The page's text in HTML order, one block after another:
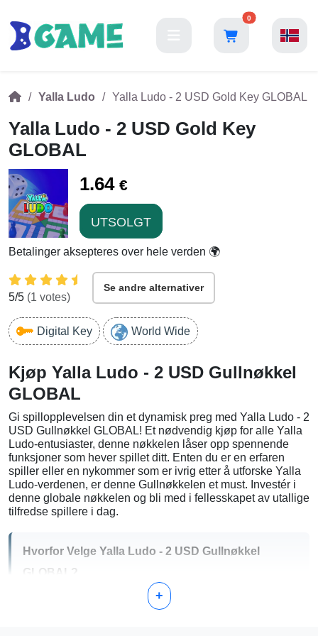
0
Yalla Ludo Yalla Ludo - 2 USD Gold Key GLOBAL
Yalla Ludo - 2 USD Gold Key
GLOBAL
1.64 €
UTSOLGT
Betalinger aksepteres over hele verden 🌍
5/5 (1 votes)
Se andre alternativer
Digital Key World Wide
Kjøp Yalla Ludo - 2 USD Gullnøkkel
GLOBAL
Gi spillopplevelsen din et dynamisk preg med Yalla Ludo - 2
USD Gullnøkkel GLOBAL! Et nødvendig kjøp for alle Yalla
Ludo-entusiaster, denne nøkkelen låser opp spennende
funksjoner som hever spillet ditt. Enten du er en erfaren
spiller eller en nykommer som er ivrig etter å utforske Yalla
Ludo-verdenen, er denne Gullnøkkelen et must. Investér i
denne globale nøkkelen og bli med i fellesskapet av utallige
tilfredse spillere i dag.
Hvorfor Velge Yalla Ludo - 2 USD Gullnøkkel
GLOBAL?
Forbedrede Funksjoner:
Lås opp premiumfunksjoner
+